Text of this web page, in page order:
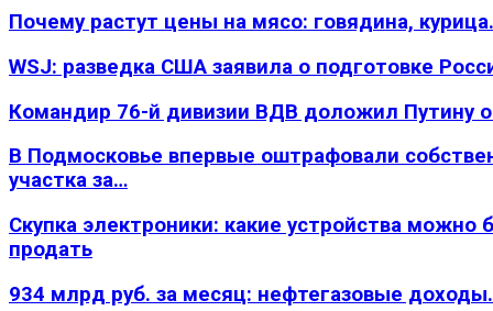
Почему растут цены на мясо: говядина,
WSJ: разведка США заявила о подготовке
Командир 76-й дивизии ВДВ доложил Путину
В Подмосковье впервые оштрафовали
участка за…
Скупка электроники: какие устройства можно
продать
934 млрд руб. за месяц: нефтегазовые